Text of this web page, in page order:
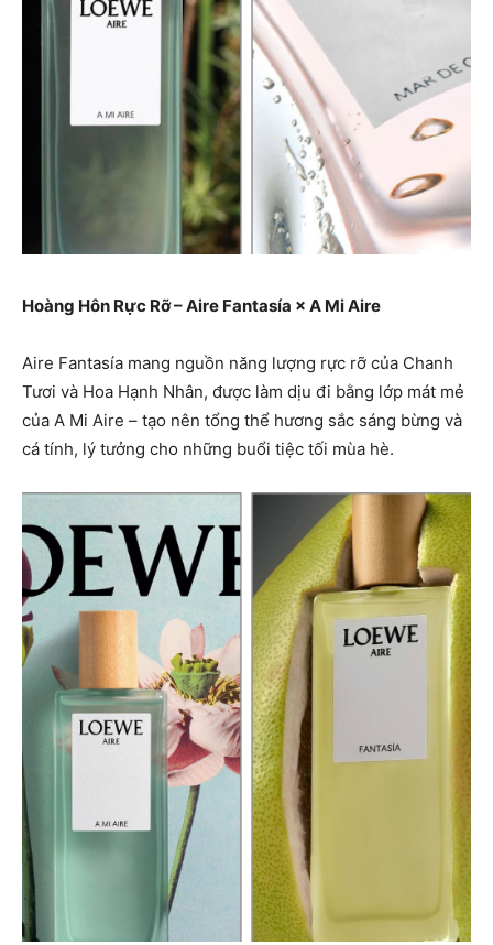
Hoàng Hôn Rực Rỡ – Aire Fantasía × A Mi Aire
Aire Fantasía mang nguồn năng lượng rực rỡ của Chanh
Tươi và Hoa Hạnh Nhân, được làm dịu đi bằng lớp mát mẻ
của A Mi Aire – tạo nên tổng thể hương sắc sáng bừng và
cá tính, lý tưởng cho những buổi tiệc tối mùa hè.